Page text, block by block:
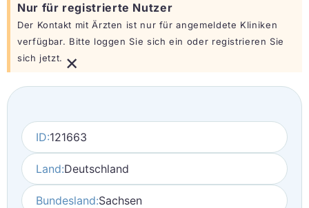
Nur für registrierte Nutzer
Der Kontakt mit Ärzten ist nur für angemeldete Kliniken
verfügbar. Bitte loggen Sie sich ein oder registrieren Sie
sich jetzt. ×
ID:121663
Land:Deutschland
Bundesland:Sachsen